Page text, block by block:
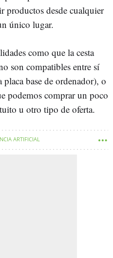
productos desde cualquier
único lugar.
como que la cesta
son compatibles entre sí
base de ordenador), o
podemos comprar un poco
u otro tipo de oferta.
ARTIFICIAL